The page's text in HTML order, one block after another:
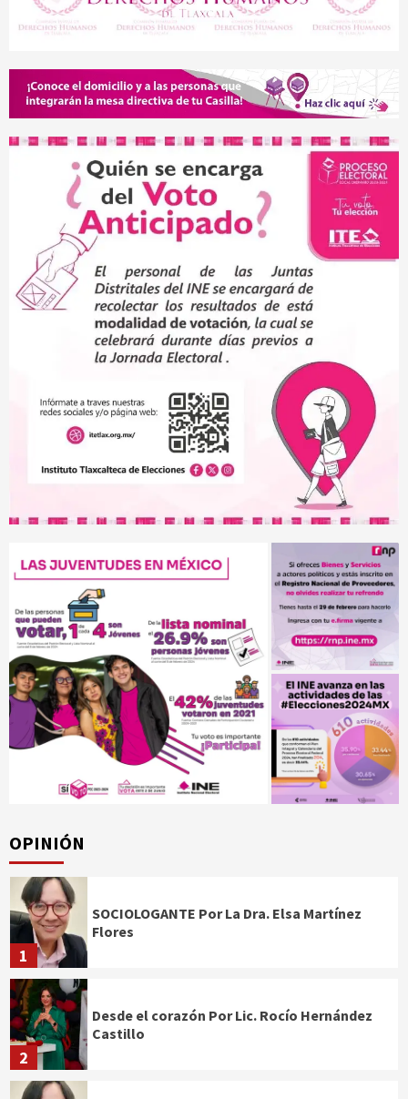
OPINIÓN
1
SOCIOLOGANTE Por La Dra. Elsa Martínez
Flores
2
Desde el corazón Por Lic. Rocío Hernández
Castillo